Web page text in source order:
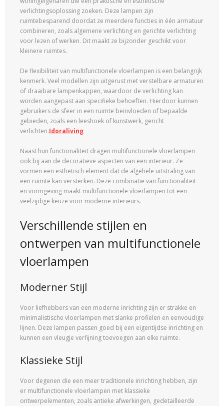
verlichtingsoplossing zoeken. Deze lampen zijn
ruimtebesparend doordat ze meerdere functies in één armatuur
combineren, zoals algemene verlichting en gerichte verlichting
voor lezen of werken. Dit maakt ze bijzonder geschikt voor
kleinere ruimtes.
De flexibiliteit van multifunctionele vloerlampen is een belangrijk
kenmerk. Veel modellen zijn uitgerust met verstelbare armaturen
of draaibare lampenkappen, waardoor de verlichting kan
worden aangepast aan specifieke behoeften. Hierdoor kunnen
gebruikers de sfeer in een ruimte beïnvloeden of bepaalde
gebieden, zoals een leeshoek of kunstwerk, gericht
verlichten.Idoraliving
Naast hun functionaliteit dragen multifunctionele vloerlampen
ook bij aan de decoratieve aspecten van een interieur. Ze
vormen een esthetisch element dat de algehele uitstraling van
een ruimte kan versterken. Deze combinatie van functionaliteit
en vormgeving maakt multifunctionele vloerlampen tot een
veelzijdige keuze voor moderne interieurs.
Verschillende stijlen en
ontwerpen van multifunctionele
vloerlampen
Moderner Stijl
Voor liefhebbers van een moderne inrichting zijn er strakke en
minimalistische vloerlampen met slanke profielen en eenvoudige
lijnen. Deze lampen passen goed bij een eigentijdse inrichting en
kunnen een vleugje verfijning toevoegen aan elke ruimte.
Klassieke Stijl
Voor degenen die een meer traditionele inrichting hebben, zijn
er multifunctionele vloerlampen met klassieke
ontwerpelementen, zoals antieke afwerkingen, gedetailleerde